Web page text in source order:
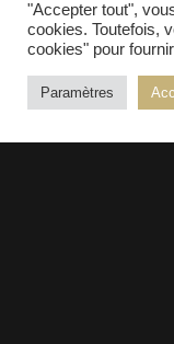
© 2026 Kopper -
légales|
"Accepter tout",
cookies. Toutefois,
cookies" pour
Paramètres